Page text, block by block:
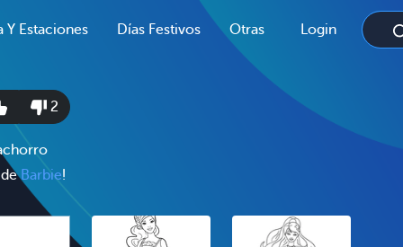
Y Estaciones Días Festivos Otras Login
2
deBarbie!